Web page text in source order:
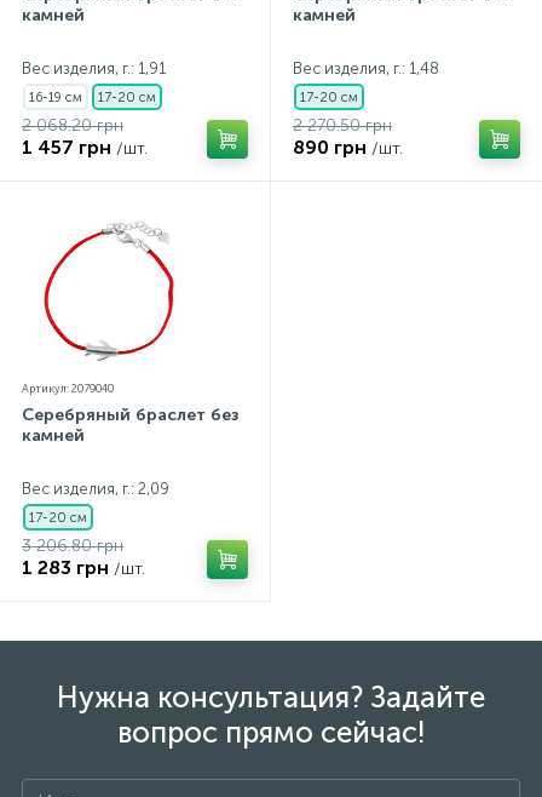
камней
Вес изделия, г.: 1,91
16-19 см 17-20 см
2 068.20 грн
1 457 грн /шт.
камней
Вес изделия, г.: 1,48
17-20 см
2 270.50 грн
890 грн /шт.
Артикул: 2079040
Серебряный браслет без
камней
Вес изделия, г.: 2,09
17-20 см
3 206.80 грн
1 283 грн /шт.
Нужна консультация? Задайте
вопрос прямо сейчас!